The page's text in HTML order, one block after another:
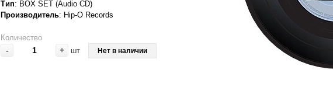
Тип: BOX SET (Audio CD)
Производитель: Hip-O Records
Количество
- + шт Нет в наличии